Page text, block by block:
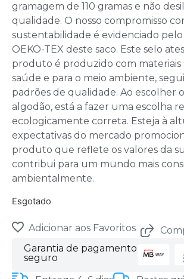
gramagem de 110 gramas e não
qualidade. O nosso compromisso
sustentabilidade é evidenciado
OEKO-TEX deste saco. Este selo
produto é produzido com materiais
saúde e para o meio ambiente,
padrões de qualidade. Ao escolher
algodão, está a fazer uma escolha
ecologicamente correta. Esteja à
expectativas do mercado
produto que reflete os valores da
contribui para um mundo mais
ambientalmente.
Esgotado
Adicionar aos Favoritos
Garantia de pagamento
seguro